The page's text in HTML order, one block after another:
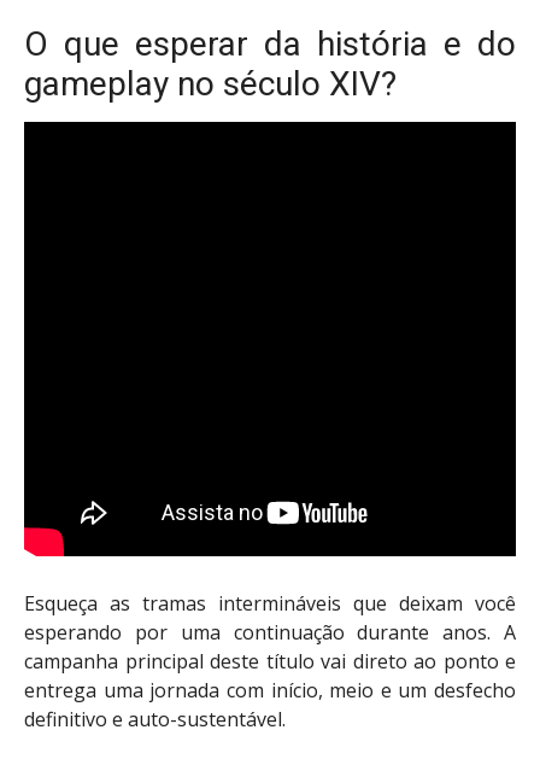
O que esperar da história e do
gameplay no século XIV?
Esqueça as tramas intermináveis que deixam você
esperando por uma continuação durante anos. A
campanha principal deste título vai direto ao ponto e
entrega uma jornada com início, meio e um desfecho
definitivo e auto-sustentável.